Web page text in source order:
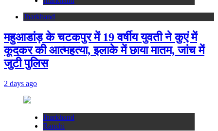
Jharkhand
महुआडांड़ के चटकपुर में 19 वर्षीय युवती ने कुएं में
कूदकर की आत्महत्या, इलाके में छाया मातम, जांच में
जुटी पुलिस
2 days ago
Jharkhand
Ranchi